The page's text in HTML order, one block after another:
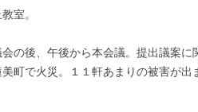
室。
の後、午後から本会議。提出議案に
町で火災。１１軒あまりの被害が出